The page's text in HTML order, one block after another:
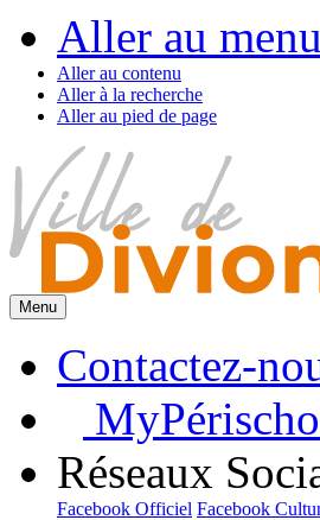
Aller au menu
Aller au contenu
Aller à la recherche
Aller au pied de page
Menu
Contactez-
Réseaux
Facebook Officiel Facebook